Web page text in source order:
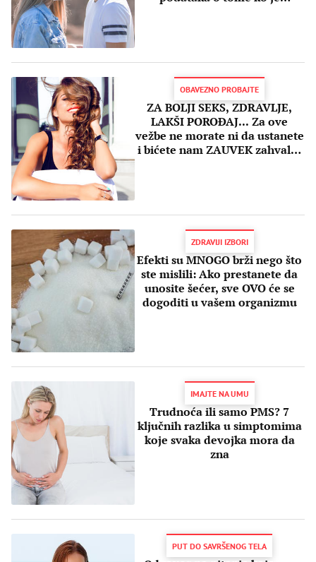
OBAVEZNO PROBAJTE
ZA BOLJI SEKS, ZDRAVLJE,
LAKŠI POROĐAJ... Za ove
vežbe ne morate ni da ustanete
i bićete nam ZAUVEK zahvalni
ZDRAVIJI IZBORI
Efekti su MNOGO brži nego što
ste mislili: Ako prestanete da
unosite šećer, sve OVO će se
dogoditi u vašem organizmu
IMAJTE NA UMU
Trudnoća ili samo PMS? 7
ključnih razlika u simptomima
koje svaka devojka mora da
zna
PUT DO SAVRŠENOG TELA